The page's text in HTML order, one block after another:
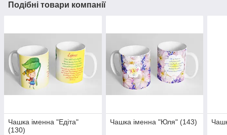
Подібні товари компанії
Чашка іменна "Едіта"
(130)
Чашка іменна "Юля" (143)